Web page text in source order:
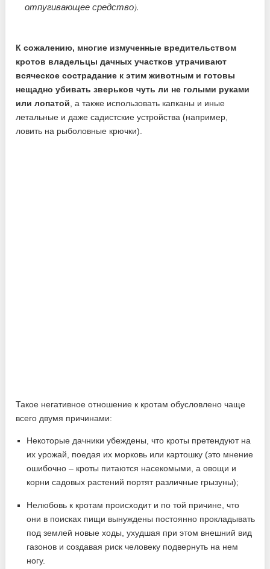
отпугивающее средство).
К сожалению, многие измученные вредительством
кротов владельцы дачных участков утрачивают
всяческое сострадание к этим животным и готовы
нещадно убивать зверьков чуть ли не голыми руками
или лопатой, а также использовать капканы и иные
летальные и даже садистские устройства (например,
ловить на рыболовные крючки).
Такое негативное отношение к кротам обусловлено чаще
всего двумя причинами:
Некоторые дачники убеждены, что кроты претендуют на
их урожай, поедая их морковь или картошку (это мнение
ошибочно – кроты питаются насекомыми, а овощи и
корни садовых растений портят различные грызуны);
Нелюбовь к кротам происходит и по той причине, что
они в поисках пищи вынуждены постоянно прокладывать
под землей новые ходы, ухудшая при этом внешний вид
газонов и создавая риск человеку подвернуть на нем
ногу.